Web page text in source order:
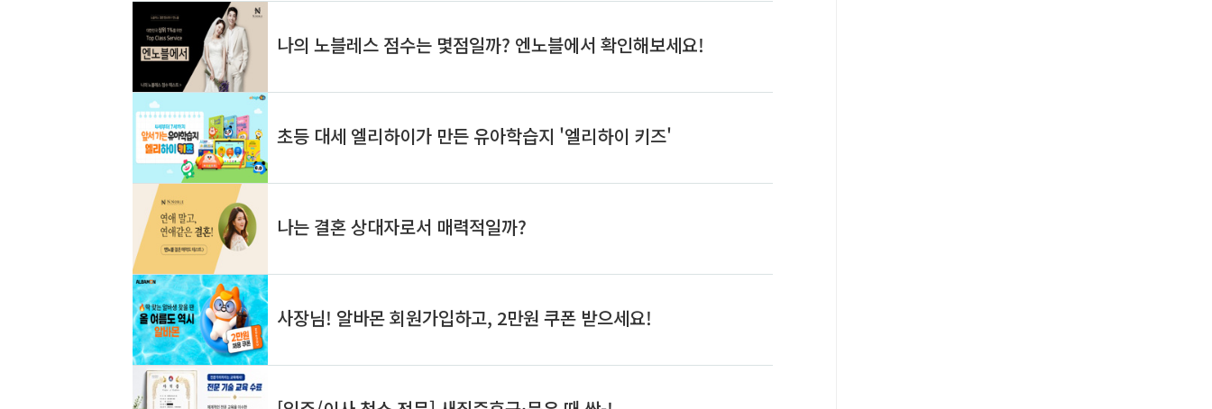
재활의학과 문여는곳과 토요일 오후 저녁 늦
게까지 진료하는 재활의학과 24시 병원은
중앙응급의료센터 홈페이지에서 검색 할 수
있다. 📢 토요일 재활의학과 문여는곳 재활
의학과 실손 보험 및 개인 실비 보험 보상 처
리는 토요일 진료 늦게까지 하는 ..